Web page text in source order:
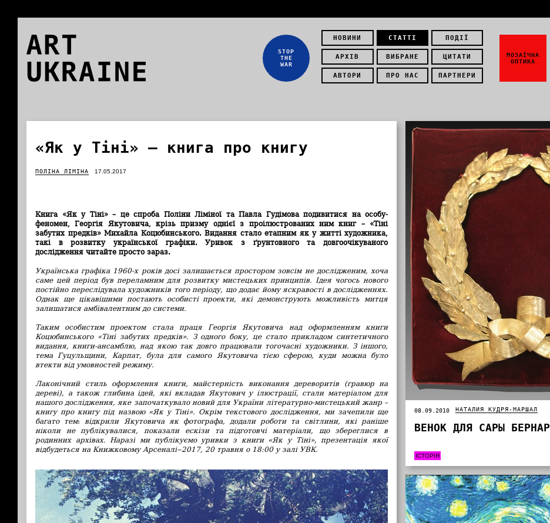
ART
UKRAINE
НОВИНИ СТАТТІ ПОДІЇ
АРХІВ ВИБРАНЕ ЦИТАТИ
АВТОРИ ПРО НАС ПАРТНЕРИ
STOP
THE
WAR
МОЗАЇЧНА
ОПТИКА
«Як у Тіні» – книга про книгу
ПОЛІНА ЛІМІНА 17.05.2017
Книга «Як у Тіні» – це спроба Поліни Ліміної та Павла Гудімова подивитися на особу-
феномен, Георгія Якутовича, крізь призму однієї з проілюстрованих ним книг – «Тіні
забутих предків» Михайла Коцюбинського. Видання стало етапним як у житті художника,
такі в розвитку української графіки. Уривок з ґрунтовного та довгоочікуваного
дослідження читайте просто зараз.
Українська графіка 1960-х років досі залишається простором зовсім не дослідженим, хоча
саме цей період був переламним для розвитку мистецьких принципів. Ідея чогось нового
постійно переслідувала художників того періоду, що додає йому яскравості в дослідженнях.
Однак ще цікавішими постають особисті проекти, які демонструють можливість митця
залишатися амбівалентним до системи.
Таким особистим проектом стала праця Георгія Якутовича над оформленням книги
Коцюбинського «Тіні забутих предків». З одного боку, це стало прикладом синтетичного
видання, книги-ансамблю, над якою так довго працювали тогочасні художники. З іншого,
тема Гуцульщини, Карпат, була для самого Якутовича тією сферою, куди можна було
втекти від умовностей режиму.
Лаконічний стиль оформлення книги, майстерність виконання дереворитів (гравюр на
дереві), а також глибина ідей, які вкладав Якутович у ілюстрації, стали матеріалом для
нашого дослідження, яке започаткувало новий для України літературно-мистецький жанр –
книгу про книгу під назвою «Як у Тіні». Окрім текстового дослідження, ми зачепили ще
багато тем: відкрили Якутовича як фотографа, додали роботи та світлини, які раніше
ніколи не публікувалися, показали ескізи та підготовчі матеріали, що збереглися в
родинних архівах. Наразі ми публікуємо уривки з книги «Як у Тіні», презентація якої
відбудеться на Книжковому Арсеналі‒2017, 20 травня о 18:00 у залі УВК.
08.09.2010 НАТАЛИЯ КУДРЯ-МАРШАЛ
ВЕНОК ДЛЯ САРЫ БЕРНАР
ІСТОРІЯ